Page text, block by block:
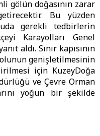
gölün doğasının zarar
Bu yüzden
gerekli tedbirlerin
Karayolları Genel
aldı. Sınır kapısının
genişletilmesinin
için KuzeyDoğa
ve Çevre Orman
yoğun bir şekilde